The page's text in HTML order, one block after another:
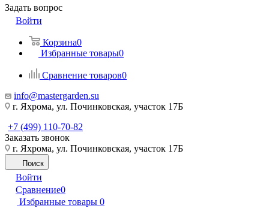
Задать вопрос
Войти
Корзина0
Избранные товары0
Сравнение товаров0
info@mastergarden.su
г. Яхрома, ул. Починковская, участок 17Б
+7 (499) 110-70-82
Заказать звонок
г. Яхрома, ул. Починковская, участок 17Б
Поиск
Войти
Сравнение0
Избранные товары 0